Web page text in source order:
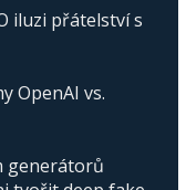
iluzi přátelství s
OpenAI vs.
generátorů